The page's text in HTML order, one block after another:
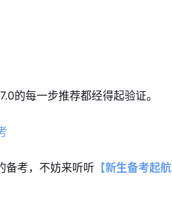
的每一步推荐都经得起验证。
备考，不妨来听听 【新生备考起航